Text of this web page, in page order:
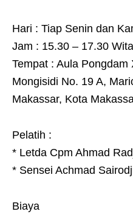
Hari : Tiap Senin dan
Jam : 15.30 – 17.30
Tempat : Aula
Mongisidi No. 19 A,
Makassar, Kota
Pelatih :
* Letda Cpm Ahmad
* Sensei Achmad
Biaya